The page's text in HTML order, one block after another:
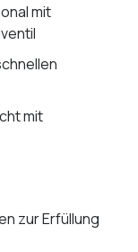
mit
mit
zur Erfüllung